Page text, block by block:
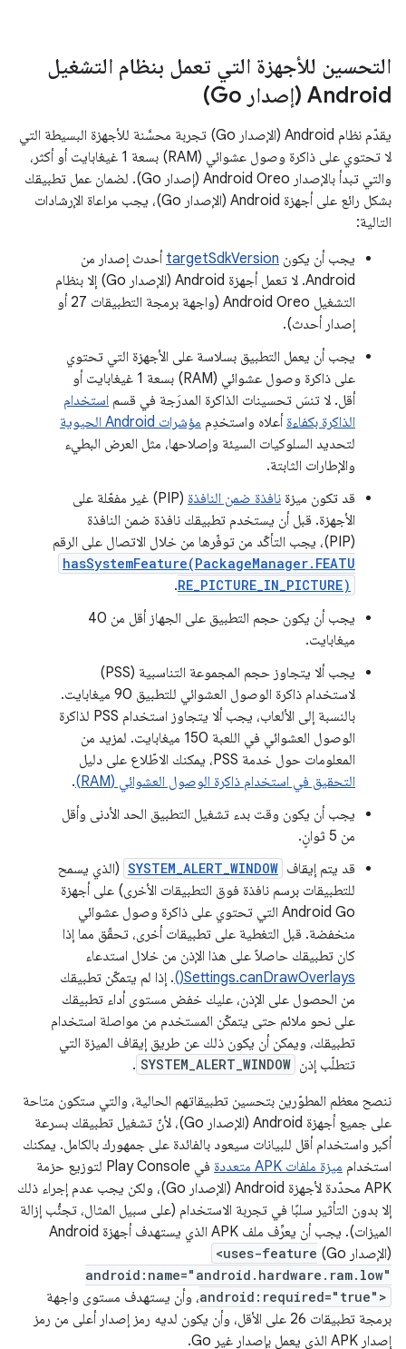
التحسين للأجهزة التي تعمل بنظام التشغيل
Android (إصدار Go)
يقدّم نظام Android (الإصدار Go) تجربة محسَّنة للأجهزة البسيطة التي
لا تحتوي على ذاكرة وصول عشوائي (RAM) بسعة 1 غيغابايت أو أكثر،
والتي تبدأ بالإصدار Android Oreo (إصدار Go). لضمان عمل تطبيقك
بشكل رائع على أجهزة Android (الإصدار Go)، يجب مراعاة الإرشادات
التالية:
يجب أن يكون targetSdkVersion أحدث إصدار من
Android. لا تعمل أجهزة Android (الإصدار Go) إلا بنظام
التشغيل Android Oreo (واجهة برمجة التطبيقات 27 أو
إصدار أحدث).
يجب أن يعمل التطبيق بسلاسة على الأجهزة التي تحتوي
على ذاكرة وصول عشوائي (RAM) بسعة 1 غيغابايت أو
أقل. لا تنسَ تحسينات الذاكرة المدرَجة في قسم استخدام
الذاكرة بكفاءة أعلاه واستخدِم مؤشرات Android الحيوية
لتحديد السلوكيات السيئة وإصلاحها، مثل العرض البطيء
والإطارات الثابتة.
قد تكون ميزة نافذة ضمن النافذة
(PIP) غير مفعّلة على
الأجهزة. قبل أن يستخدم تطبيقك نافذة ضمن النافذة
(PIP)، يجب التأكّد من توفّرها من خلال الاتصال على الرقم
hasSystemFeature(PackageManager.FEATU
RE_PICTURE_IN_PICTURE)
.
يجب أن يكون حجم التطبيق على الجهاز أقل من 40
ميغابايت.
يجب ألا يتجاوز حجم المجموعة التناسبية (PSS)
لاستخدام ذاكرة الوصول العشوائي للتطبيق 90 ميغابايت.
بالنسبة إلى الألعاب، يجب ألا يتجاوز استخدام PSS لذاكرة
الوصول العشوائي في اللعبة 150 ميغابايت. لمزيد من
المعلومات حول خدمة PSS، يمكنك الاطّلاع على دليل
التحقيق في استخدام ذاكرة الوصول العشوائي (RAM)
.
يجب أن يكون وقت بدء تشغيل التطبيق الحد الأدنى وأقل
من 5 ثوانٍ.
قد يتم إيقاف SYSTEM_ALERT_WINDOW (الذي يسمح
للتطبيقات برسم نافذة فوق التطبيقات الأخرى) على أجهزة
Android Go التي تحتوي على ذاكرة وصول عشوائي
منخفضة. قبل التغطية على تطبيقات أخرى، تحقّق مما إذا
كان تطبيقك حاصلاً على هذا الإذن من خلال استدعاء
Settings.canDrawOverlays() . إذا لم يتمكّن تطبيقك
من الحصول على الإذن، عليك خفض مستوى أداء تطبيقك
على نحو ملائم حتى يتمكّن المستخدم من مواصلة استخدام
تطبيقك، ويمكن أن يكون ذلك عن طريق إيقاف الميزة التي
تتطلّب إذن SYSTEM_ALERT_WINDOW
.
ننصح معظم المطوّرين بتحسين تطبيقاتهم الحالية، والتي ستكون متاحة
على جميع أجهزة Android (الإصدار Go)، لأنّ تشغيل تطبيقك بسرعة
أكبر واستخدام أقل للبيانات سيعود بالفائدة على جمهورك بالكامل. يمكنك
استخدام ميزة ملفات APK متعددة
في Play Console لتوزيع حزمة
APK محدّدة لأجهزة Android (الإصدار Go)، ولكن يجب عدم إجراء ذلك
إلا بدون التأثير سلبًا في تجربة الاستخدام (على سبيل المثال، تجنُّب إزالة
الميزات). يجب أن يعرِّف ملف APK الذي يستهدف أجهزة Android
(الإصدار Go)
<uses-feature
android:name="android.hardware.ram.low"
android:required="true">، وأن يستهدف مستوى واجهة
برمجة تطبيقات 26 على الأقل، وأن يكون لديه رمز إصدار أعلى من رمز
إصدار APK الذي يعمل بإصدار غير Go.